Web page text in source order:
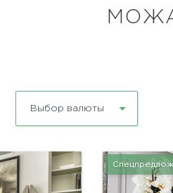
Выбор валюты